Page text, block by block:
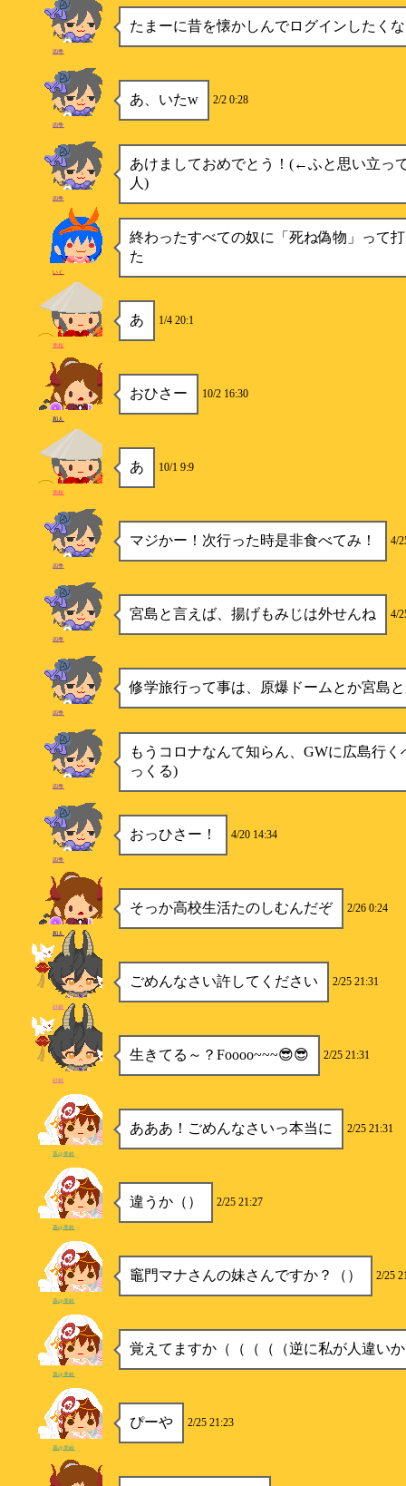
たまーに昔を懐かしんでログインしたく
四季
あ、いたw 2/2 0:28
四季
あけましておめでとう！(←ふと思い立っ
人)
四季
終わったすべての奴に「死ね偽物」って
た
いく
あ 1/4 20:1
美桜
おひさー 10/2 16:30
和人
あ 10/1 9:9
美桜
マジかー！次行った時是非食べてみ！ 4/
四季
宮島と言えば、揚げもみじは外せんね 4/
四季
修学旅行って事は、原爆ドームとか宮島
四季
もうコロナなんて知らん、GWに広島行
っくる)
四季
おっひさー！ 4/20 14:34
四季
そっか高校生活たのしむんだぞ 2/26 0:24
和人
ごめんなさい許してください 2/25 21:31
砂糖
生きてる～？Foooo~~~😎😎 2/25 21:31
砂糖
あああ！ごめんなさいっ本当に 2/25 21:31
葵@美鈴
違うか（） 2/25 21:27
葵@美鈴
竈門マナさんの妹さんですか？（） 2/25
葵@美鈴
覚えてますか（（（（（逆に私が人違い
葵@美鈴
ぴーや 2/25 21:23
葵@美鈴